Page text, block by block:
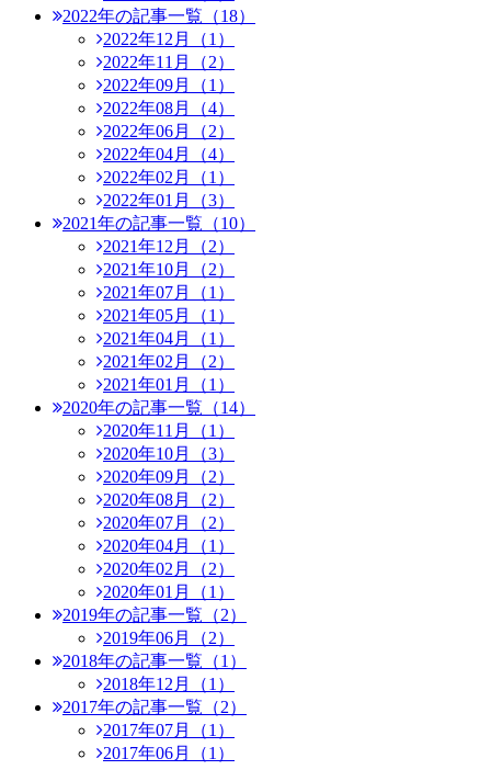
2022年の記事一覧（18）
2022年12月（1）
2022年11月（2）
2022年09月（1）
2022年08月（4）
2022年06月（2）
2022年04月（4）
2022年02月（1）
2022年01月（3）
2021年の記事一覧（10）
2021年12月（2）
2021年10月（2）
2021年07月（1）
2021年05月（1）
2021年04月（1）
2021年02月（2）
2021年01月（1）
2020年の記事一覧（14）
2020年11月（1）
2020年10月（3）
2020年09月（2）
2020年08月（2）
2020年07月（2）
2020年04月（1）
2020年02月（2）
2020年01月（1）
2019年の記事一覧（2）
2019年06月（2）
2018年の記事一覧（1）
2018年12月（1）
2017年の記事一覧（2）
2017年07月（1）
2017年06月（1）